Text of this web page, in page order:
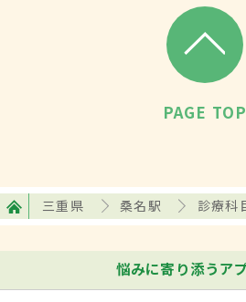
PAGE TOP
三重県 桑名駅 診療科
悩みに寄り添うア